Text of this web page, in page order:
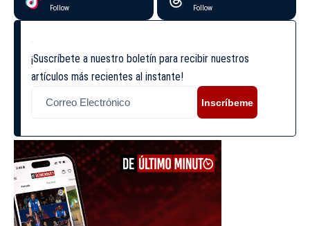
Follow Follow
¡Suscríbete a nuestro boletín para recibir nuestros
artículos más recientes al instante!
Inscríbeme